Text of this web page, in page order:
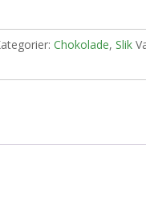
Chokolade, Slik